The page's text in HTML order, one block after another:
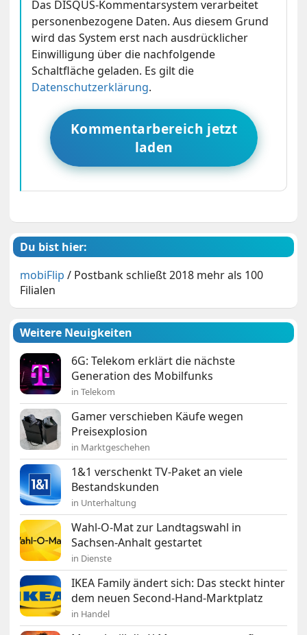
Das DISQUS-Kommentarsystem verarbeitet
personenbezogene Daten. Aus diesem Grund
wird das System erst nach ausdrücklicher
Einwilligung über die nachfolgende
Schaltfläche geladen. Es gilt die
Datenschutzerklärung.
Kommentarbereich jetzt
laden
Du bist hier:
mobiFlip / Postbank schließt 2018 mehr als 100
Filialen
Weitere Neuigkeiten
6G: Telekom erklärt die nächste
Generation des Mobilfunks
in Telekom
Gamer verschieben Käufe wegen
Preisexplosion
in Marktgeschehen
1&1 verschenkt TV-Paket an viele
Bestandskunden
in Unterhaltung
Wahl-O-Mat zur Landtagswahl in
Sachsen-Anhalt gestartet
in Dienste
IKEA Family ändert sich: Das steckt hinter
dem neuen Second-Hand-Marktplatz
in Handel